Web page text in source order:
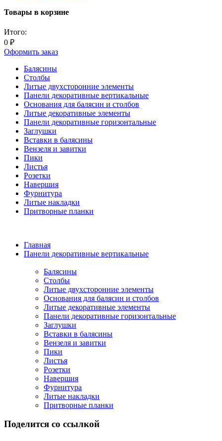
Товары в корзине
Итого:
0 ₽
Оформить заказ
Балясины
Столбы
Литые двухсторонние элементы
Панели декоративные вертикальные
Основания для балясин и столбов
Литые декоративные элементы
Панели декоративные горизонтальные
Заглушки
Вставки в балясины
Вензеля и завитки
Пики
Листья
Розетки
Навершия
Фурнитура
Литые накладки
Притворные планки
Главная
Панели декоративные вертикальные
Балясины
Столбы
Литые двухсторонние элементы
Основания для балясин и столбов
Литые декоративные элементы
Панели декоративные горизонтальные
Заглушки
Вставки в балясины
Вензеля и завитки
Пики
Листья
Розетки
Навершия
Фурнитура
Литые накладки
Притворные планки
Поделится со ссылкой